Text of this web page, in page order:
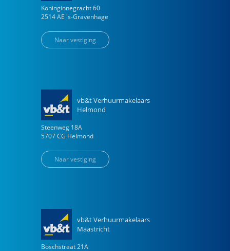
Koninginnegracht 60
2514 AE 's-Gravenhage
Naar vestiging
vb&t Verhuurmakelaars
Helmond
Steenweg 18A
5707 CG Helmond
Naar vestiging
vb&t Verhuurmakelaars
Maastricht
Boschstraat 21A